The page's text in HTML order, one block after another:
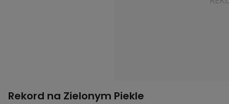
Rekord na Zielonym Piekle